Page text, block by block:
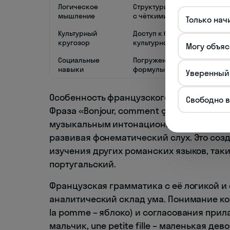
Логическое
мышление
Структурированная
с чёткими правилами
Культурный
кругозор
Доступ к богатейшему
культурному наследию
Социальные
навыки
Погружение в этикетные
формулы и социальные
Особенность французского языка
Фраза «Bonjour, comment ça va?»
музыкальным интонационным рисунком
развивая фонематический слух. Это
изучения других романских языков,
португальский.
Французская грамматика с её логикой
аналитический склад ума. Понимание
la pomme – яблоко) и согласования
мальчик, une petite fille – маленькая
Только
Могу
Свободно